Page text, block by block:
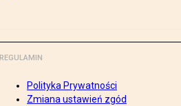
REGULAMIN
Polityka Prywatności
Zmiana ustawień zgód